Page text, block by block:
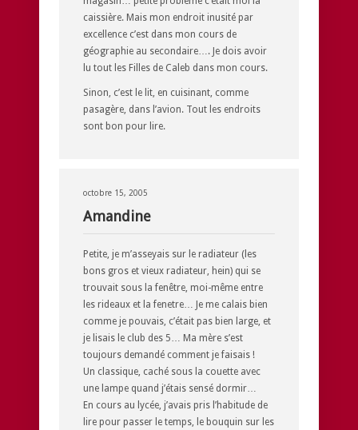
caissière. Mais mon endroit inusité par
excellence c’est dans mon cours de
géographie au secondaire…. Je dois avoir
lu tout les Filles de Caleb dans mon cours.
Sinon, c’est le lit, en cuisinant, comme
pasagère, dans l’avion. Tout les endroits
sont bon pour lire.
octobre 15, 2005
Amandine
Petite, je m’asseyais sur le radiateur (les
bons gros et vieux radiateur, hein) qui se
trouvait sous la fenêtre, moi-même entre
les rideaux et la fenetre… Je me calais bien
comme je pouvais, c’était pas bien large, et
je lisais le club des 5… Ma mère s’est
toujours demandé comment je faisais !
Un classique, caché sous la couette avec
une lampe quand j’étais sensé dormir…
En cours au lycée, j’avais pris l’habitude de
lire pour passer le temps, le bouquin sur les